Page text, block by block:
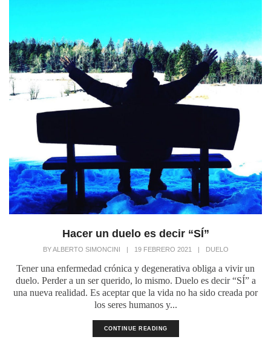
Hacer un duelo es decir “SÍ”
BYALBERTO SIMONCINI | 19 FEBRERO 2021 | DUELO
Tener una enfermedad crónica y degenerativa obliga a vivir un
duelo. Perder a un ser querido, lo mismo. Duelo es decir “SÍ” a
una nueva realidad. Es aceptar que la vida no ha sido creada por
los seres humanos y...
CONTINUE READING